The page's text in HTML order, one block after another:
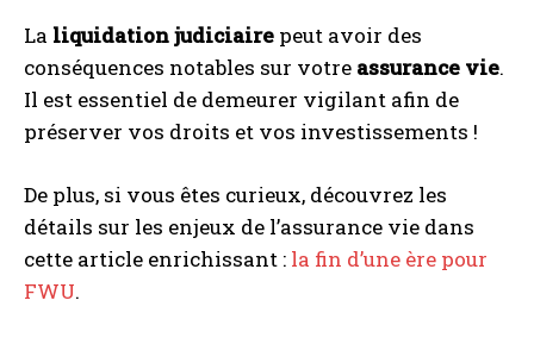
La liquidation judiciaire peut avoir des
conséquences notables sur votre assurance vie.
Il est essentiel de demeurer vigilant afin de
préserver vos droits et vos investissements !
De plus, si vous êtes curieux, découvrez les
détails sur les enjeux de l’assurance vie dans
cette article enrichissant : la fin d’une ère pour
FWU.